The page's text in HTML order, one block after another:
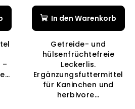
–
von
5
Sternen.
In den Warenkorb
Getreide- und
hülsenfrüchtefreie
Leckerlis.
Ergänzungsfuttermittel
für Kaninchen und
herbivore...